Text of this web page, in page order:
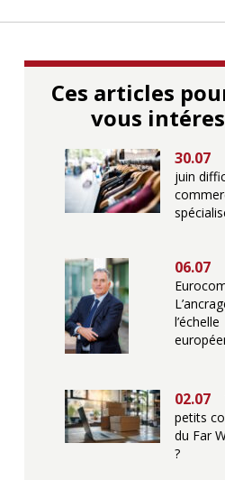
Ces articles
vous
30.07
juin
06.07
l’échelle
02.07
petits
du Far
?